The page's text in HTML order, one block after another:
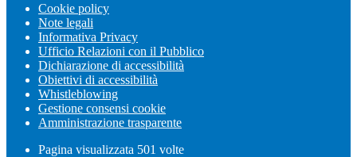
Cookie policy
Note legali
Informativa Privacy
Ufficio Relazioni con il Pubblico
Dichiarazione di accessibilità
Obiettivi di accessibilità
Whistleblowing
Gestione consensi cookie
Amministrazione trasparente
Pagina visualizzata 501 volte